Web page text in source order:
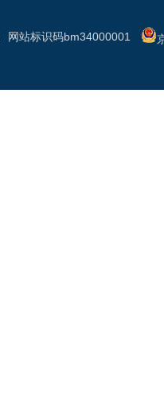
网站标识码bm34000001